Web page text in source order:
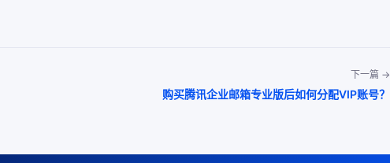
下一篇 →
购买腾讯企业邮箱专业版后如何分配VIP账号？